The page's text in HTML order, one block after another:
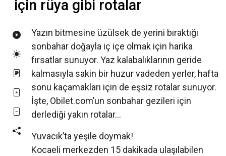
için rüya gibi rotalar
Yazın bitmesine üzülsek de yerini bıraktığı
sonbahar doğayla iç içe olmak için harika
fırsatlar sunuyor. Yaz kalabalıklarının geride
kalmasıyla sakin bir huzur vadeden yerler, hafta
sonu kaçamakları için de eşsiz rotalar sunuyor.
İşte, Obilet.com’un sonbahar gezileri için
derlediği yakın rotalar…
Yuvacık’ta yeşile doymak!
Kocaeli merkezden 15 dakikada ulaşılabilen